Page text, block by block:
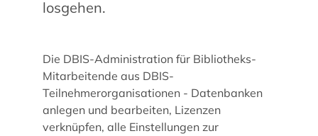
losgehen.
Die DBIS-Administration für Bibliotheks-
Mitarbeitende aus DBIS-
Teilnehmerorganisationen - Datenbanken
anlegen und bearbeiten, Lizenzen
verknüpfen, alle Einstellungen zur